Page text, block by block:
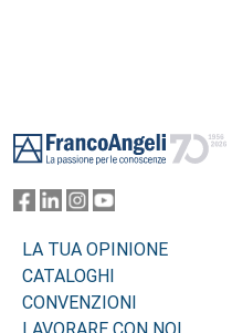
LA TUA OPINIONE
CATALOGHI
CONVENZIONI